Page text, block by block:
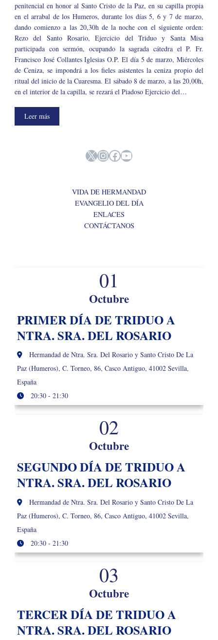
penitencial en honor al Santo Cristo de la Paz, en su capilla propia
en el arrabal de los Humeros, durante los días 5, 6 y 7 de marzo,
dando comienzo a las 20,30h de la noche con el siguiente orden:
Rezo del Santo Rosario, Ejercicio del Triduo y Santa Misa
participada con sermón, ocupando la sagrada cátedra el P. Fr.
Francisco José Collantes Iglesias O.P. El día 5 de marzo, Miércoles
de Ceniza, se impondrá a los fieles asistentes la ceniza propio del
ritual del inicio de la Cuaresma. El sábado 8 de marzo, a las 20,00h,
en el interior de la capilla, se rezará el Piadoso Ejercicio del…
Leer más
X Instagram
Facebook
YouTube
VIDA DE HERMANDAD
EVANGELIO DEL DÍA
ENLACES
CONTÁCTANOS
01
Octubre
PRIMER DÍA DE TRIDUO A
NTRA. SRA. DEL ROSARIO
Hermandad de Ntra. Sra. Del Rosario y Santo Cristo De La
Paz (Humeros), C. Torneo, 86, Casco Antiguo, 41002 Sevilla,
España
20:30 - 21:30
02
Octubre
SEGUNDO DÍA DE TRIDUO A
NTRA. SRA. DEL ROSARIO
Hermandad de Ntra. Sra. Del Rosario y Santo Cristo De La
Paz (Humeros), C. Torneo, 86, Casco Antiguo, 41002 Sevilla,
España
20:30 - 21:30
03
Octubre
TERCER DÍA DE TRIDUO A
NTRA. SRA. DEL ROSARIO